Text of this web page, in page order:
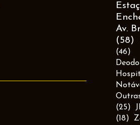
Av.
(58)
(46)
(25)
(18)